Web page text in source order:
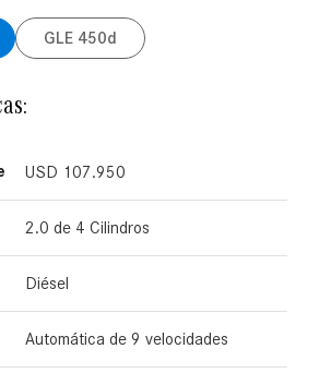
GLE 450d
USD 107.950
2.0 de 4 Cilindros​
Diésel
Automática de 9 velocidades​